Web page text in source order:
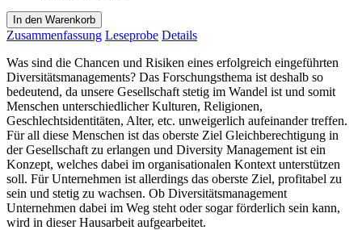
In den Warenkorb
Zusammenfassung Leseprobe Details
Was sind die Chancen und Risiken eines erfolgreich eingeführten
Diversitätsmanagements? Das Forschungsthema ist deshalb so
bedeutend, da unsere Gesellschaft stetig im Wandel ist und somit
Menschen unterschiedlicher Kulturen, Religionen,
Geschlechtsidentitäten, Alter, etc. unweigerlich aufeinander treffen.
Für all diese Menschen ist das oberste Ziel Gleichberechtigung in
der Gesellschaft zu erlangen und Diversity Management ist ein
Konzept, welches dabei im organisationalen Kontext unterstützen
soll. Für Unternehmen ist allerdings das oberste Ziel, profitabel zu
sein und stetig zu wachsen. Ob Diversitätsmanagement
Unternehmen dabei im Weg steht oder sogar förderlich sein kann,
wird in dieser Hausarbeit aufgearbeitet.